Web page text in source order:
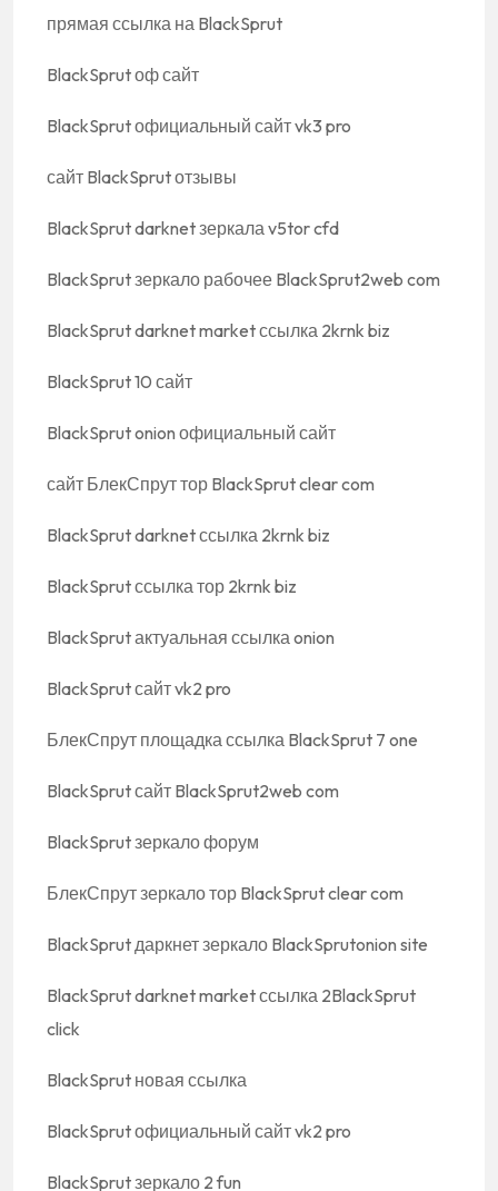
прямая ссылка на BlackSprut
BlackSprut оф сайт
BlackSprut официальный сайт vk3 pro
сайт BlackSprut отзывы
BlackSprut darknet зеркала v5tor cfd
BlackSprut зеркало рабочее BlackSprut2web com
BlackSprut darknet market ссылка 2krnk biz
BlackSprut 10 сайт
BlackSprut onion официальный сайт
сайт БлекСпрут тор BlackSprut clear com
BlackSprut darknet ссылка 2krnk biz
BlackSprut ссылка тор 2krnk biz
BlackSprut актуальная ссылка onion
BlackSprut сайт vk2 pro
БлекСпрут площадка ссылка BlackSprut 7 one
BlackSprut сайт BlackSprut2web com
BlackSprut зеркало форум
БлекСпрут зеркало тор BlackSprut clear com
BlackSprut даркнет зеркало BlackSprutonion site
BlackSprut darknet market ссылка 2BlackSprut
click
BlackSprut новая ссылка
BlackSprut официальный сайт vk2 pro
BlackSprut зеркало 2 fun